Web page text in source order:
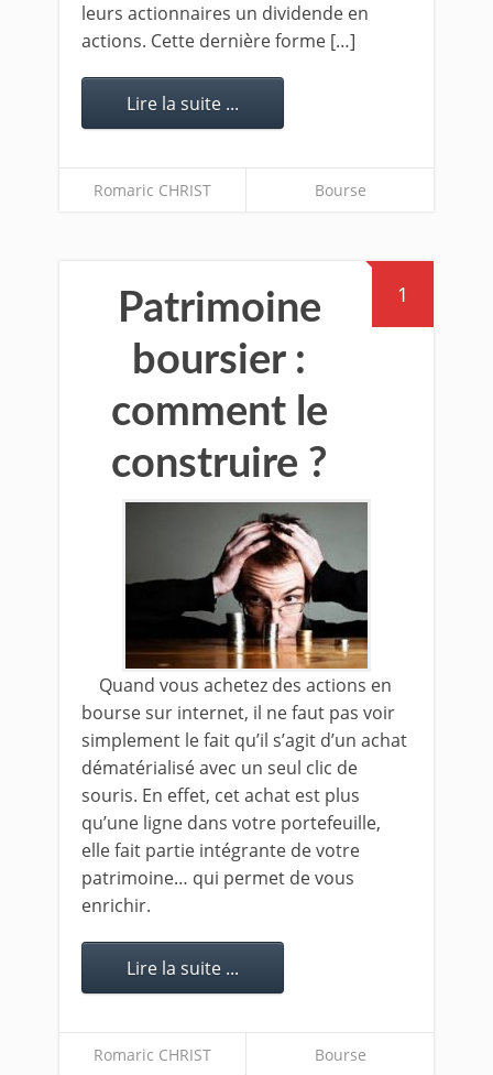
leurs actionnaires un dividende en
actions. Cette dernière forme […]
Lire la suite ...
Romaric CHRIST Bourse
1
Patrimoine
boursier :
comment le
construire ?
Quand vous achetez des actions en
bourse sur internet, il ne faut pas voir
simplement le fait qu’il s’agit d’un achat
dématérialisé avec un seul clic de
souris. En effet, cet achat est plus
qu’une ligne dans votre portefeuille,
elle fait partie intégrante de votre
patrimoine… qui permet de vous
enrichir.
Lire la suite ...
Romaric CHRIST Bourse